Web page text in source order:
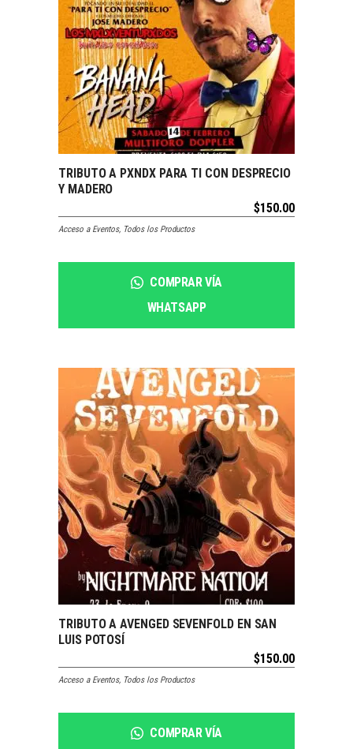
SOLDOUTLEER MÁS
TRIBUTO A PXNDX PARA TI CON DESPRECIO
Y MADERO
$150.00
Acceso a Eventos, Todos los Productos
COMPRAR VÍA
WHATSAPP
SOLDOUTLEER MÁS
TRIBUTO A AVENGED SEVENFOLD EN SAN
LUIS POTOSÍ
$150.00
Acceso a Eventos, Todos los Productos
COMPRAR VÍA